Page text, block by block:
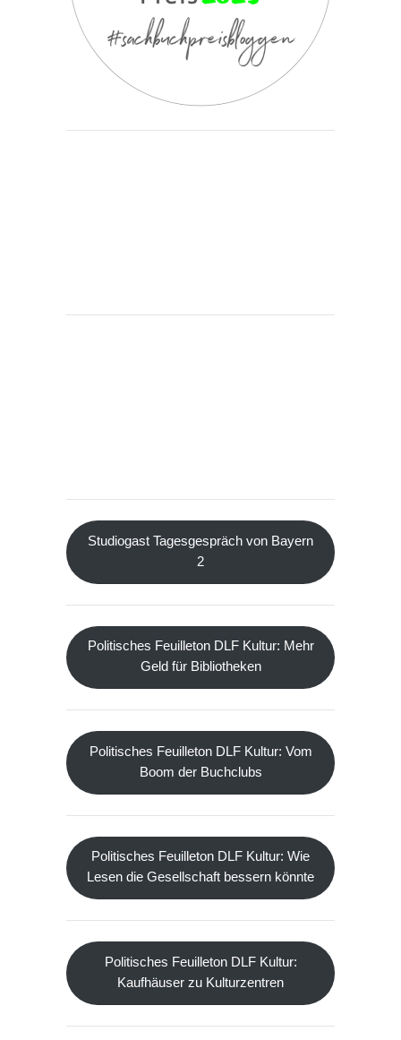
Studiogast Tagesgespräch von Bayern
2
Politisches Feuilleton DLF Kultur: Mehr
Geld für Bibliotheken
Politisches Feuilleton DLF Kultur: Vom
Boom der Buchclubs
Politisches Feuilleton DLF Kultur: Wie
Lesen die Gesellschaft bessern könnte
Politisches Feuilleton DLF Kultur:
Kaufhäuser zu Kulturzentren